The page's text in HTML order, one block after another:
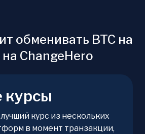
обменивать BTC на
на ChangeHero
курс из нескольких
в момент транзакции,